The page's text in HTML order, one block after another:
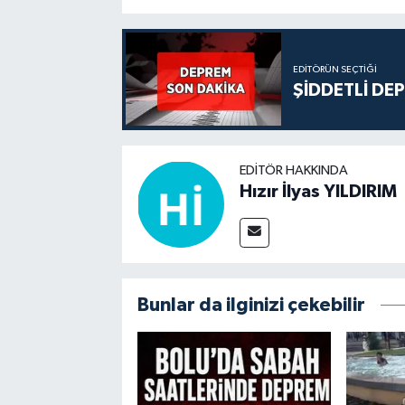
EDITÖRÜN SEÇTIĞI
ŞİDDETLİ
EDITÖR HAKKINDA
Hızır İlyas YILDIRIM
Bunlar da ilginizi çekebilir